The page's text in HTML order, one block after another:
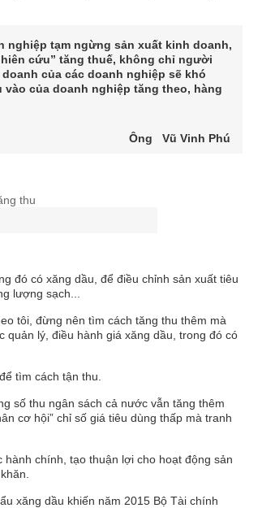
nghiệp tạm ngừng sản xuất kinh doanh,
cứu” tăng thuế, không chỉ người
của các doanh nghiệp sẽ khó
của doanh nghiệp tăng theo, hàng
Ông Vũ Vinh Phú
đó có xăng dầu, để điều chỉnh sản xuất tiêu
lượng sạch...
tôi, đừng nên tìm cách tăng thu thêm mà
quản lý, điều hành giá xăng dầu, trong đó có
tìm cách tận thu.
số thu ngân sách cả nước vẫn tăng thêm
cơ hội” chỉ số giá tiêu dùng thấp mà tranh
chính, tạo thuận lợi cho hoạt động sản
xăng dầu khiến năm 2015 Bộ Tài chính